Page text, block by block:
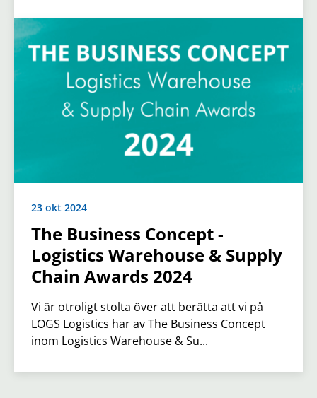
23 okt 2024
The Business Concept -
Logistics Warehouse & Supply
Chain Awards 2024
Vi är otroligt stolta över att berätta att vi på
LOGS Logistics har av The Business Concept
inom Logistics Warehouse & Su...